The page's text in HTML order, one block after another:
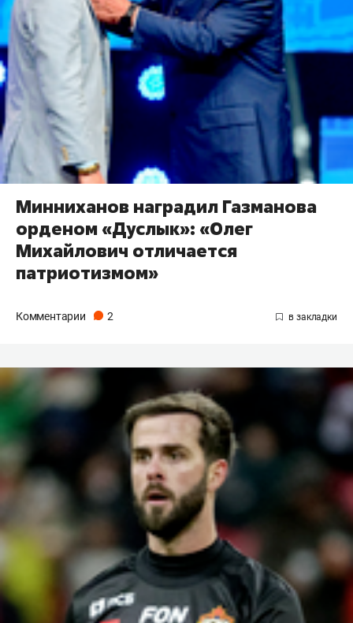
Минниханов наградил Газманова
орденом «Дуслык»: «Олег
Михайлович отличается
патриотизмом»
Комментарии 2